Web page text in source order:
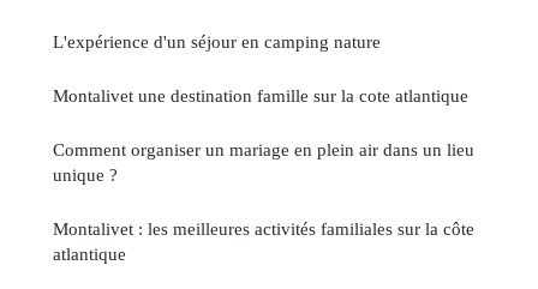
L'expérience d'un séjour en camping nature
Montalivet une destination famille sur la cote atlantique
Comment organiser un mariage en plein air dans un lieu
unique ?
Montalivet : les meilleures activités familiales sur la côte
atlantique